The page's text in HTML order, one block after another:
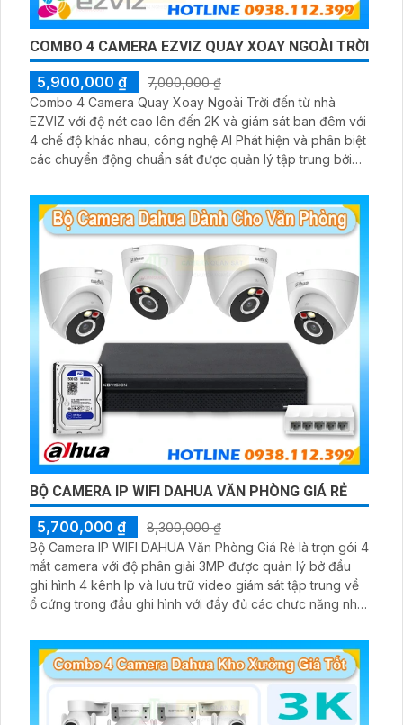
COMBO 4 CAMERA EZVIZ QUAY XOAY NGOÀI TRỜI
5,900,000 ₫
7,000,000 ₫
Combo 4 Camera Quay Xoay Ngoài Trời đến từ nhà
EZVIZ với độ nét cao lên đến 2K và giám sát ban đêm với
4 chế độ khác nhau, công nghệ AI Phát hiện và phân biệt
các chuyển động chuẩn sát được quản lý tập trung bởi
BỘ CAMERA IP WIFI DAHUA VĂN PHÒNG GIÁ RẺ
5,700,000 ₫
8,300,000 ₫
Bộ Camera IP WIFI DAHUA Văn Phòng Giá Rẻ là trọn gói 4
mắt camera với độ phân giải 3MP được quản lý bở đầu
ghi hình 4 kênh Ip và lưu trữ video giám sát tập trung về
ổ cứng trong đầu ghi hình với đầy đủ các chưc năng như
giám sát có màu vào ban đêm